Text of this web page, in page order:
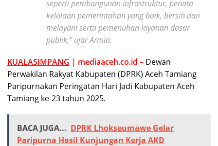
seperti pembangunan infrastruktur, penata
kelolaan pemerintahan yang baik, bersih dan
melayani serta pemenuhan layanan dasar
publik,” ujar Armia.
KUALASIMPANG | mediaaceh.co.id – Dewan
Perwakilan Rakyat Kabupaten (DPRK) Aceh Tamiang
Paripurnakan Peringatan Hari Jadi Kabupaten Aceh
Tamiang ke-23 tahun 2025.
BACA JUGA... DPRK Lhokseumawe Gelar
Paripurna Hasil Kunjungan Kerja AKD